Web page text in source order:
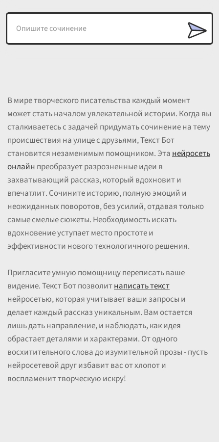
В мире творческого писательства каждый момент
может стать началом увлекательной истории. Когда вы
сталкиваетесь с задачей придумать сочинение на тему
происшествия на улице с друзьями, Текст Бот
становится незаменимым помощником. Этанейросеть
онлайнпреобразует разрозненные идеи в
захватывающий рассказ, который вдохновит и
впечатлит. Сочините историю, полную эмоций и
неожиданных поворотов, без усилий, отдавая только
самые смелые сюжеты. Необходимость искать
вдохновение уступает место простоте и
эффективности нового технологичного решения.
Пригласите умную помощницу переписать ваше
видение. Текст Бот позволитнаписать текст
нейросетью, которая учитывает ваши запросы и
делает каждый рассказ уникальным. Вам остается
лишь дать направление, и наблюдать, как идея
обрастает деталями и характерами. От одного
восхитительного слова до изумительной прозы - пусть
нейросетевой друг избавит вас от хлопот и
воспламенит творческую искру!